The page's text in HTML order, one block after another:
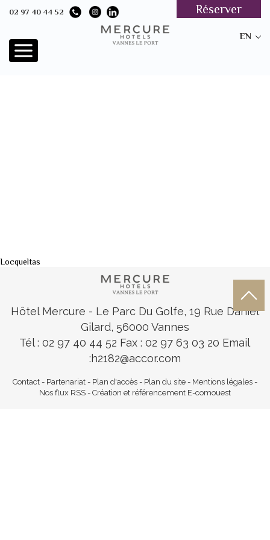
02 97 40 44 52 Réserver
EN
Locqueltas
Hôtel Mercure - Le Parc Du Golfe, 19 Rue Daniel
Gilard, 56000 Vannes
Tél : 02 97 40 44 52 Fax : 02 97 63 03 20 Email
:h2182@accor.com
Contact- Partenariat- Plan d'accès- Plan du site- Mentions légales-
Nos flux RSS- Création et référencement E-comouest